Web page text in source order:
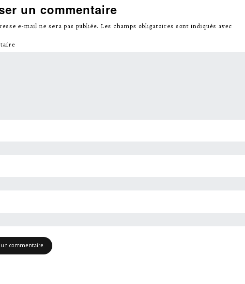
un commentaire
e-mail ne sera pas publiée. Les champs obligatoires sont indiqués avec